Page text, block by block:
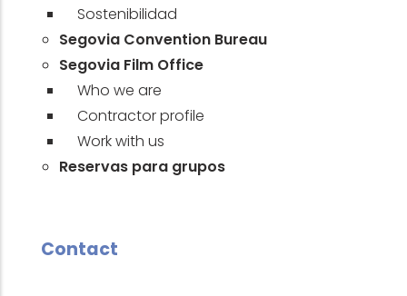
Sostenibilidad
Segovia Convention Bureau
Segovia Film Office
Who we are
Contractor profile
Work with us
Reservas para grupos
Contact